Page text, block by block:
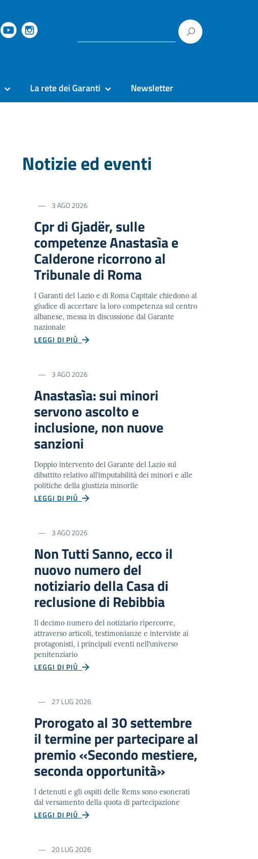
La rete dei Garanti Newsletter
Notizie ed eventi
3 AGO 2026
Cpr di Gjadër, sulle
competenze Anastasìa e
Calderone ricorrono al
Tribunale di Roma
I Garanti del Lazio e di Roma Capitale chiedono al
giudice di accertare la loro competenza sul centro
albanese, messa in discussione dal Garante
nazionale
LEGGI DI PIÙ
3 AGO 2026
Anastasìa: sui minori
servono ascolto e
inclusione, non nuove
sanzioni
Doppio intervento del Garante del Lazio sul
dibattito relativo all’imputabilità dei minori e alle
politiche della giustizia minorile
LEGGI DI PIÙ
3 AGO 2026
Non Tutti Sanno, ecco il
nuovo numero del
notiziario della Casa di
reclusione di Rebibbia
Il decimo numero del notiziario ripercorre,
attraverso articoli, testimonianze e interviste ai
protagonisti, i principali eventi nell’universo
penitenziario
LEGGI DI PIÙ
27 LUG 2026
Prorogato al 30 settembre
il termine per partecipare al
premio «Secondo mestiere,
seconda opportunità»
I detenuti e gli ospiti delle Rems sono esonerati
dal versamento della quota di partecipazione
LEGGI DI PIÙ
20 LUG 2026